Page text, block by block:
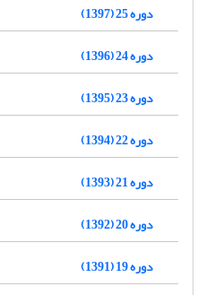
دوره 25 (1397)
دوره 24 (1396)
دوره 23 (1395)
دوره 22 (1394)
دوره 21 (1393)
دوره 20 (1392)
دوره 19 (1391)